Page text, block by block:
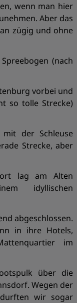
wenn man hier
Aber das
zügig und ohne
(nach
vorbei und
so tolle Strecke)
der Schleuse
Strecke, aber
lag am Alten
idyllischen
abgeschlossen.
in ihre Hotels,
im
über die
Wegen der
wir sogar